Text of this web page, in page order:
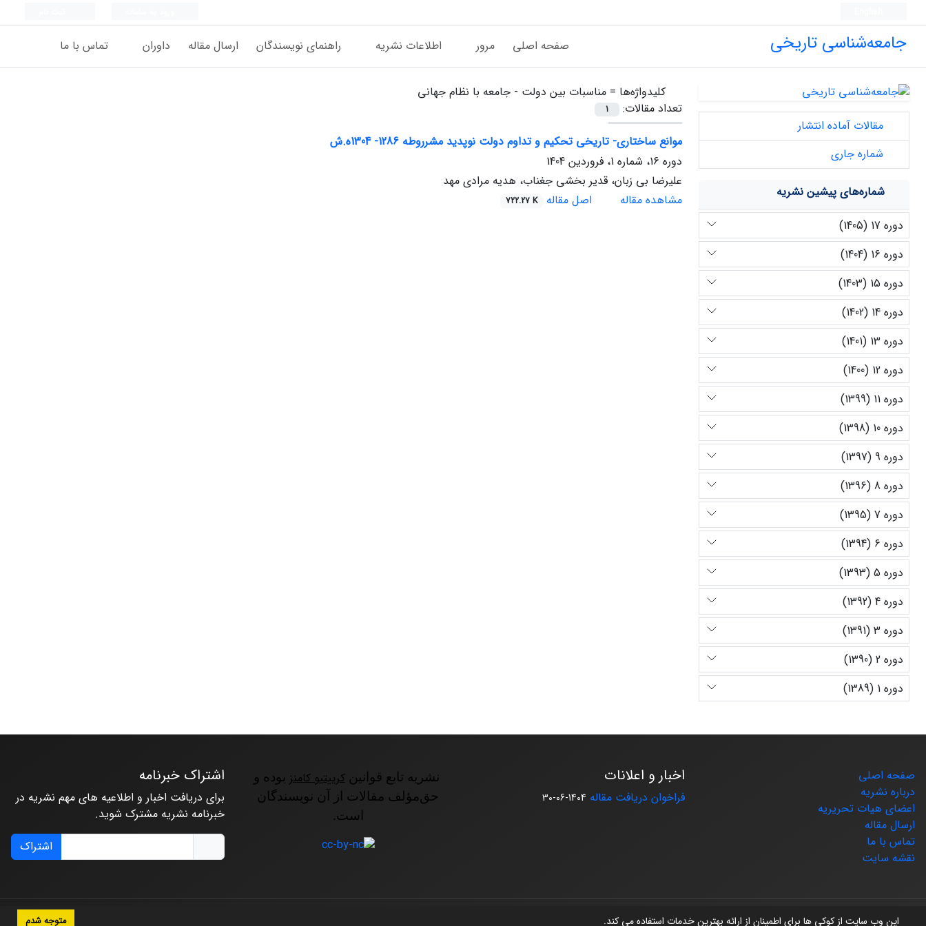
این وب سایت از کوکی ها برای اطمینان از ارائه بهترین خدمات استفاده می کند. متوجه شدم
جامعه‌شناسی تاریخی صفحه اصلی مرور اطلاعات نشریه راهنمای نویسندگان ارسال مقاله داوران تماس با ما
کلیدواژه‌ها = مناسبات بین دولت - جامعه با نظام جهانی
تعداد مقالات:
1
موانع ساختاری- تاریخی تحکیم و تداوم دولت نوپدید مشرروطه 1286- 1304ه.ش
دوره 16، شماره 1، فروردین 1404
علیرضا بی زبان، قدیر بخشی جغناب، هدیه مرادی مهد
مشاهده مقاله
اصل مقاله 722.27 K
مقالات آماده انتشار
شماره جاری
شماره‌های پیشین نشریه
دوره 17 (1405)
دوره 16 (1404)
دوره 15 (1403)
دوره 14 (1402)
دوره 13 (1401)
دوره 12 (1400)
دوره 11 (1399)
دوره 10 (1398)
دوره 9 (1397)
دوره 8 (1396)
دوره 7 (1395)
دوره 6 (1394)
دوره 5 (1393)
دوره 4 (1392)
دوره 3 (1391)
دوره 2 (1390)
دوره 1 (1389)
صفحه اصلی
درباره نشریه
اعضای هیات تحریریه
ارسال مقاله
تماس با ما
نقشه سایت
اخبار و اعلانات
فراخوان دریافت مقاله 1404-06-30
نشریه تابع قوانینکرییتیو کامنز بوده و
حق‌مؤلف مقالات از آن نویسندگان
است.
اشتراک خبرنامه
برای دریافت اخبار و اطلاعیه های مهم نشریه در
خبرنامه نشریه مشترک شوید.
اشتراک
© سامانه مدیریت نشریات علمی.طراحی و پیاده سازی ازسیناوب